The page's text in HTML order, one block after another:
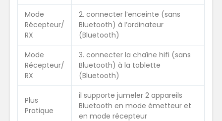
Mode
Récepteur/
RX
2. connecter l’enceinte (sans
Bluetooth) à l’ordinateur
(Bluetooth)
Mode
Récepteur/
RX
3. connecter la chaîne hifi (sans
Bluetooth) à la tablette
(Bluetooth)
Plus
Pratique
il supporte jumeler 2 appareils
Bluetooth en mode émetteur et
en mode récepteur